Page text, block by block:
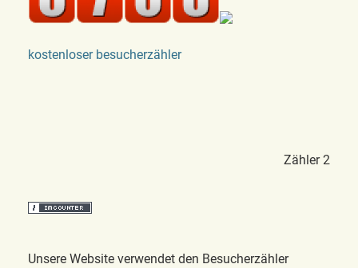
kostenloser besucherzähler
Zähler 2
Unsere Website verwendet den Besucherzähler